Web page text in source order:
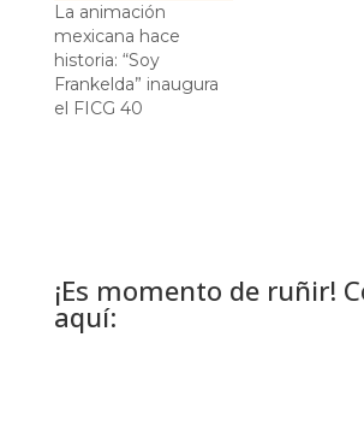
La animación
mexicana hace
historia: “Soy
Frankelda” inaugura
el FICG 40
¡Es momento de ruñir!
aquí: